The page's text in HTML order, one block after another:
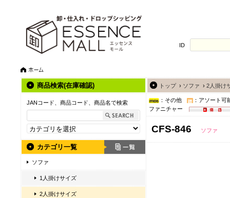
ID
商品検索(在庫確認)
JANコード、商品コード、商品名で検索
カテゴリ一覧
ソファ
1人掛けサイズ
2人掛けサイズ
トップ› ソファ › 2人掛け
：その他
：アソート可
ファニチャー
CFS-846 ソファ